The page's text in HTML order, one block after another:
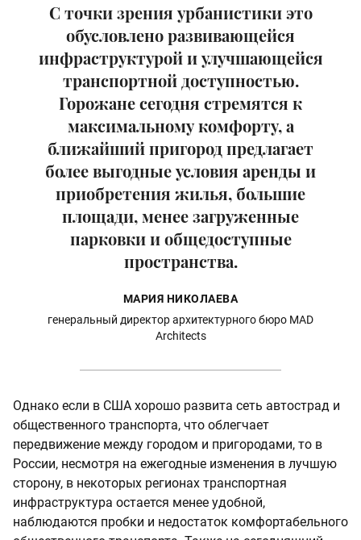
С точки зрения урбанистики это
обусловлено развивающейся
инфраструктурой и улучшающейся
транспортной доступностью.
Горожане сегодня стремятся к
максимальному комфорту, а
ближайший пригород предлагает
более выгодные условия аренды и
приобретения жилья, большие
площади, менее загруженные
парковки и общедоступные
пространства.
МАРИЯ НИКОЛАЕВА
генеральный директор архитектурного бюро MAD
Architects
Однако если в США хорошо развита сеть автострад и
общественного транспорта, что облегчает
передвижение между городом и пригородами, то в
России, несмотря на ежегодные изменения в лучшую
сторону, в некоторых регионах транспортная
инфраструктура остается менее удобной,
наблюдаются пробки и недостаток комфортабельного